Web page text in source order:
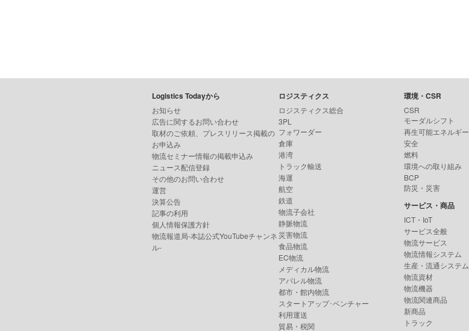
Logistics Todayから
お知らせ
広告に関するお問い合わせ
取材のご依頼、プレスリリース掲載の
お申込み
物流セミナー情報の掲載申込み
ニュース配信登録
その他のお問い合わせ
運営
決算公告
記事の利用
個人情報保護方針
物流報道局-本誌公式YouTubeチャンネ
ル-
ロジスティクス
ロジスティクス総合
3PL
フォワーダー
倉庫
港湾
トラック輸送
海運
航空
鉄道
物流子会社
静脈物流
災害物流
食品物流
EC物流
メディカル物流
アパレル物流
都市・館内物流
スタートアップ･ベンチャー
利用運送
貿易・税関
環境・CSR
CSR
モーダルシフト
再生可能エネルギー
安全
燃料
環境への取り組み
BCP
防災・災害
サービス・商品
ICT・IoT
サービス全般
物流サービス
物流情報システム
生産・流通システム
物流資材
物流機器
物流関連商品
新商品
トラック